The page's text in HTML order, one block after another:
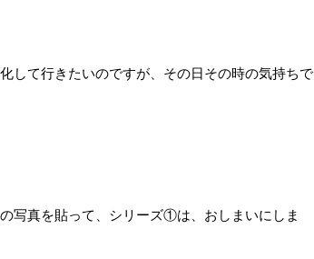
して行きたいのですが、その日その時の気持ちで
写真を貼って、シリーズ①は、おしまいにしま